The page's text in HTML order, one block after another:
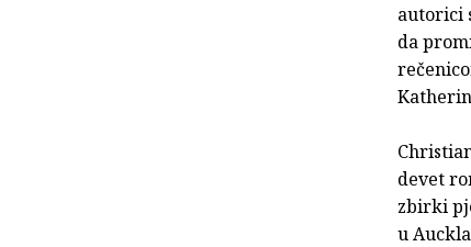
autorici
da
devet
zbirki
u